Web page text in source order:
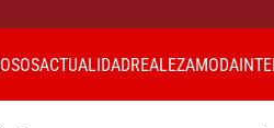
ACTUALIDADREALEZAMODA